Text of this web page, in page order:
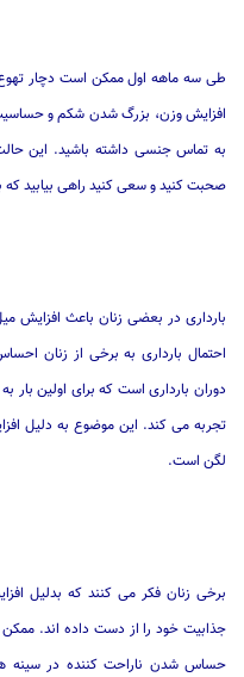
طی سه ماهه اول ممکن است دچار
افزایش وزن، بزرگ شدن شکم و
به تماس جنسی داشته باشید. این
صحبت کنید و سعی کنید راهی بیابید
بارداری در بعضی زنان باعث افزایش
احتمال بارداری به برخی از زنان
دوران بارداری است که برای اولین
تجربه می کند. این موضوع به دلیل
لگن است.
برخی زنان فکر می کنند که بدلیل
جذابیت خود را از دست داده اند.
حساس شدن ناراحت کننده در سینه